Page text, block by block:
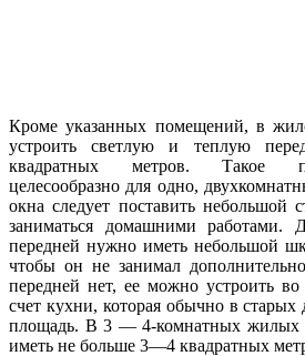
Кроме указанных помещений, в
устроить светлую и теплую
квадратных метров. Такое
целесообразно для одно,
окна следует поставить небольшой
заниматься домашними работами.
передней нужно иметь небольшой
чтобы он не занимал
передней нет, ее можно устроить
счет кухни, которая обычно в
площадь. В 3 — 4-комнатных жилых
иметь не больше 3—4 квадратных